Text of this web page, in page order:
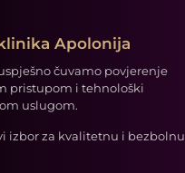
Apolonija
čuvamo povjerenje
pristupom i tehnološki
uslugom.
izbor za kvalitetnu i bezbolnu